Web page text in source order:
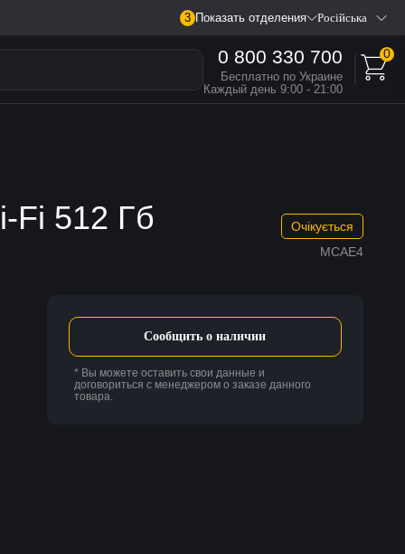
3 Показать отделения Російська
0 800 330 700
Бесплатно по Украине
Каждый день 9:00 - 21:00
0
Fi 512 Гб
MCAE4
Очікується
Сообщить о наличии
* Вы можете оставить свои данные и
договориться с менеджером о заказе данного
товара.